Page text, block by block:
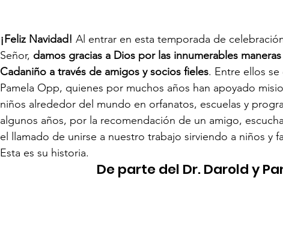
¡Feliz Navidad! Al entrar en esta temporada de
Señor, damos gracias a Dios por las innumerables
Cadaniño a través de amigos y socios fieles. Entre ellos
Pamela Opp, quienes por muchos años han apoyado
niños alrededor del mundo en orfanatos, escuelas y
algunos años, por la recomendación de un amigo,
el llamado de unirse a nuestro trabajo sirviendo a niños y
Esta es su historia.
De parte del Dr. Darold y